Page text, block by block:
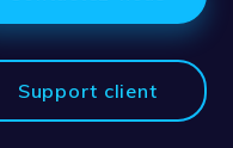
Support client